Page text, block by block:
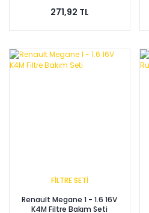
271,92 TL
FİLTRE SETİ
Renault Megane 1 - 1.6 16V
K4M Filtre Bakım Seti